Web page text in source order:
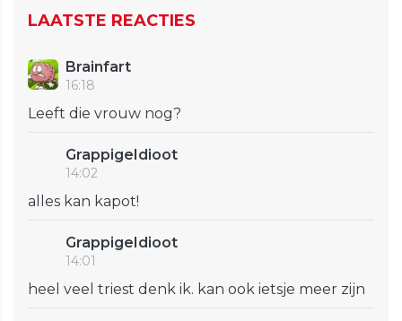
LAATSTE REACTIES
Brainfart
16:18
Leeft die vrouw nog?
GrappigeIdioot
14:02
alles kan kapot!
GrappigeIdioot
14:01
heel veel triest denk ik. kan ook ietsje meer zijn